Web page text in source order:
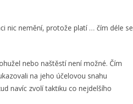
nic nemění, protože platí … čím déle se
nebo naštěstí není možné. Čím
na jeho účelovou snahu
navíc zvolí taktiku co nejdelšího